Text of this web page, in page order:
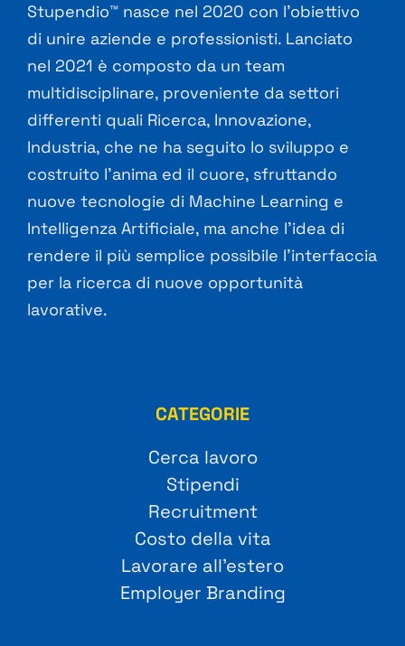
Stupendio™ nasce nel 2020 con l’obiettivo
di unire aziende e professionisti. Lanciato
nel 2021 è composto da un team
multidisciplinare, proveniente da settori
differenti quali Ricerca, Innovazione,
Industria, che ne ha seguito lo sviluppo e
costruito l’anima ed il cuore, sfruttando
nuove tecnologie di Machine Learning e
Intelligenza Artificiale, ma anche l’idea di
rendere il più semplice possibile l’interfaccia
per la ricerca di nuove opportunità
lavorative.
CATEGORIE
Cerca lavoro
Stipendi
Recruitment
Costo della vita
Lavorare all’estero
Employer Branding